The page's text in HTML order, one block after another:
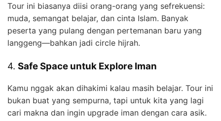
Tour ini biasanya diisi orang-orang yang sefrekuensi:
muda, semangat belajar, dan cinta Islam. Banyak
peserta yang pulang dengan pertemanan baru yang
langgeng—bahkan jadi circle hijrah.
4. Safe Space untuk Explore Iman
Kamu nggak akan dihakimi kalau masih belajar. Tour ini
bukan buat yang sempurna, tapi untuk kita yang lagi
cari makna dan ingin upgrade iman dengan cara asik.